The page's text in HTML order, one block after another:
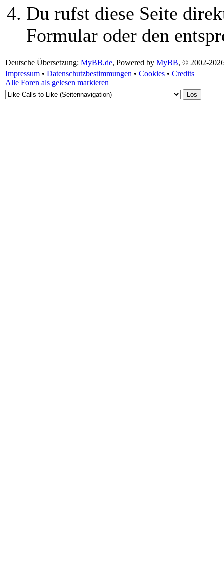
Du rufst diese Seite
Formular oder den
Deutsche Übersetzung: MyBB.de, Powered by MyBB, © 2002-
Impressum • Datenschutzbestimmungen • Cookies • Credits
Alle Foren als gelesen markieren